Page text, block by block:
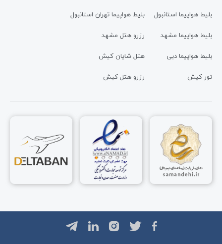
بلیط هواپیما استانبول
بلیط هواپیما مشهد
بلیط هواپیما دبی
تور کیش
بلیط هواپیما تهران استانبول
رزرو هتل مشهد
هتل شایان کیش
رزرو هتل کیش